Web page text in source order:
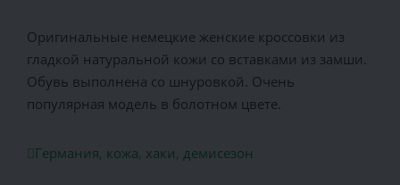
Оригинальные немецкие женские кроссовки из
гладкой натуральной кожи со вставками из замши.
Обувь выполнена со шнуровкой. Очень
популярная модель в болотном цвете.
Германия, кожа, хаки, демисезон